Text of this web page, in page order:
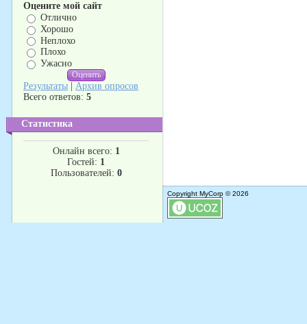
Оцените мой сайт
Отлично
Хорошо
Неплохо
Плохо
Ужасно
Результаты
Архив опросов
Всего ответов: 5
Статистика
Онлайн всего: 1
Гостей: 1
Пользователей: 0
Copyright MyCorp © 2026